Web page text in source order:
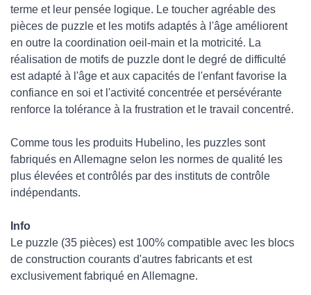
terme et leur pensée logique. Le toucher agréable des
pièces de puzzle et les motifs adaptés à l'âge améliorent
en outre la coordination oeil-main et la motricité. La
réalisation de motifs de puzzle dont le degré de difficulté
est adapté à l'âge et aux capacités de l'enfant favorise la
confiance en soi et l'activité concentrée et persévérante
renforce la tolérance à la frustration et le travail concentré.
Comme tous les produits Hubelino, les puzzles sont
fabriqués en Allemagne selon les normes de qualité les
plus élevées et contrôlés par des instituts de contrôle
indépendants.
Info
Le puzzle (35 pièces) est 100% compatible avec les blocs
de construction courants d'autres fabricants et est
exclusivement fabriqué en Allemagne.